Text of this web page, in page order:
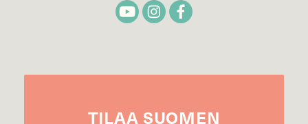
TILAA SUOMEN